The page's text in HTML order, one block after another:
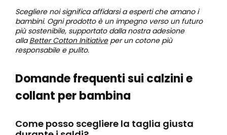
Scegliere noi significa affidarsi a esperti che amano i
bambini. Ogni prodotto è un impegno verso un futuro
più sostenibile, supportato dalla nostra adesione
allaBetter Cotton Initiativeper un cotone più
responsabile e pulito.
Domande frequenti sui calzini e
collant per bambina
Come posso scegliere la taglia giusta